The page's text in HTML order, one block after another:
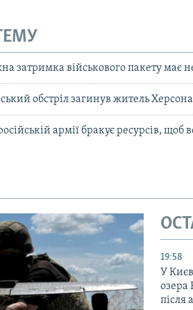
затримка військового пакету має
обстріл загинув житель Херсона
армії бракує ресурсів, щоб
19:58
У
озера
після